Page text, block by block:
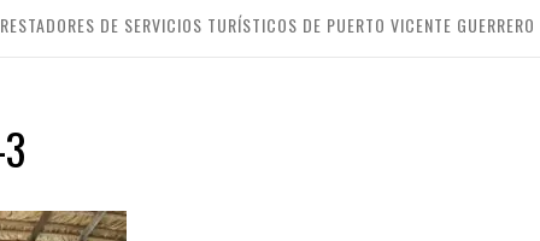
DE SERVICIOS TURÍSTICOS DE PUERTO VICENTE